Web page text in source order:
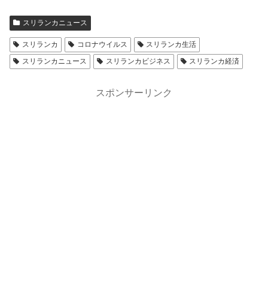
スリランカニュース
スリランカ コロナウイルス
スリランカ生活
スリランカニュース
スリランカビジネス スリランカ経済
スポンサーリンク